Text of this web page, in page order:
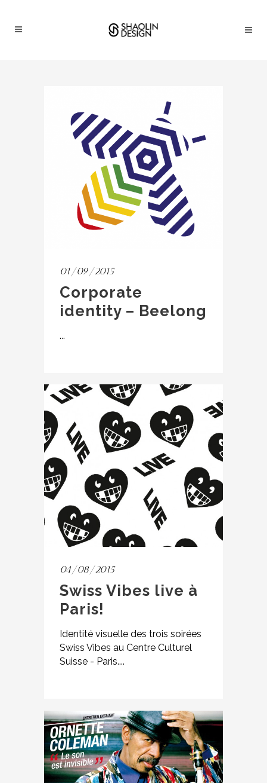
01/09/2015
Corporate
identity – Beelong
...
04/08/2015
Swiss Vibes live à
Paris!
Identité visuelle des trois soirées
Swiss Vibes au Centre Culturel
Suisse - Paris....